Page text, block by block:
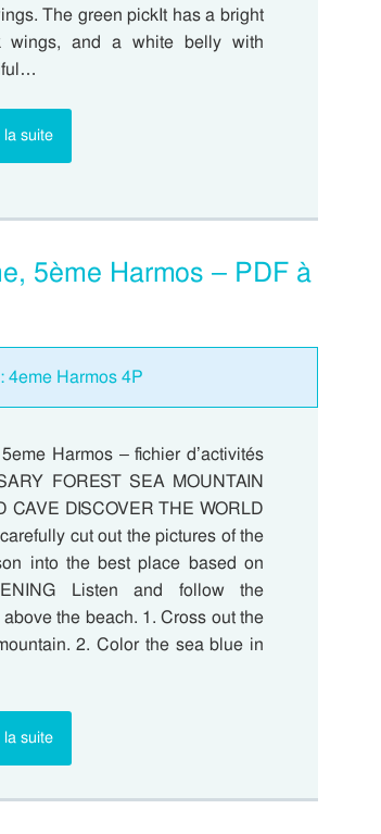
The green pickIt has a bright
wings, and a white belly with
la suite
5ème Harmos – PDF à
4eme Harmos 4P
Harmos – fichier d’activités
FOREST SEA MOUNTAIN
CAVE DISCOVER THE WORLD
cut out the pictures of the
into the best place based on
Listen and follow the
the beach. 1. Cross out the
2. Color the sea blue in
la suite